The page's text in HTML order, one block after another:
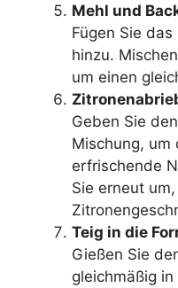
Mehl und
Fügen Sie
hinzu.
um einen
Geben Sie
Mischung, um
erfrischende
Sie erneut
Teig in die
Gießen Sie
gleichmäßig